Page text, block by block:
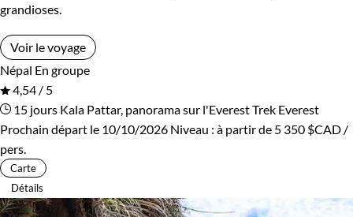
grandioses.
Voir le voyage
Népal En groupe
4,54 / 5
15 jours Kala Pattar, panorama sur l'EverestTrek Everest
Prochain départ le 10/10/2026 Niveau : à partir de 5 350 $CAD /
pers.
Carte
Détails